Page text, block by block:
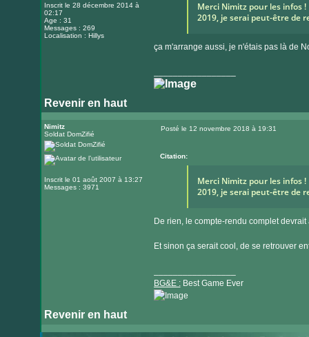
Inscrit le 28 décembre 2014 à
02:17
Age : 31
Messages : 269
Localisation : Hillys
Merci Nimitz pour les infos
2019, je serai peut-être de
ça m'arrange aussi, je n'étais pas là de
Revenir en haut
Nimitz
Soldat DomZifié
Inscrit le 01 août 2007 à 13:27
Messages : 3971
Posté le 12 novembre 2018 à 19:31
Citation:
Merci Nimitz pour les infos
2019, je serai peut-être de
De rien, le compte-rendu complet
Et sinon ça serait cool, de se retrouver
BG&E :Best Game Ever
Revenir en haut